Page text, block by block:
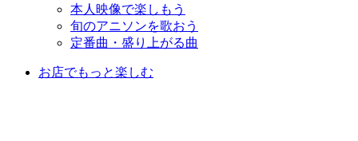
本人映像で楽しもう
旬のアニソンを歌おう
定番曲・盛り上がる曲
お店でもっと楽しむ